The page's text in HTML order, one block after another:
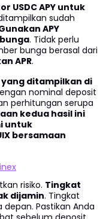
USDC APY untuk
sudah
APY
. Tidak perlu
bunga berasal dari
APR.
yang ditampilkan di
nominal deposit
perhitungan serupa
kedua hasil ini
untuk
bersamaan
risiko. Tingkat
dijamin. Tingkat
Pastikan Anda